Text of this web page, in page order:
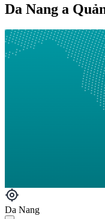
Da Nang a
Da Nang